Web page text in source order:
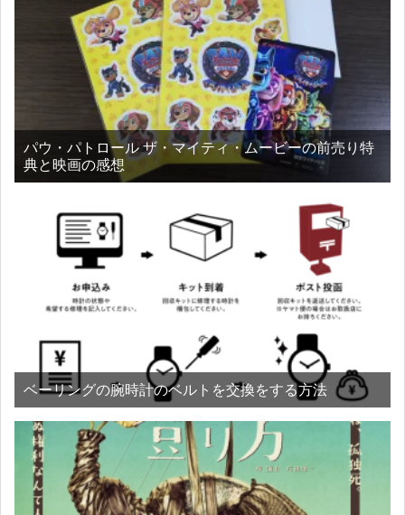
パウ・パトロール ザ・マイティ・ムービーの前売り特
典と映画の感想
ベーリングの腕時計のベルトを交換をする方法